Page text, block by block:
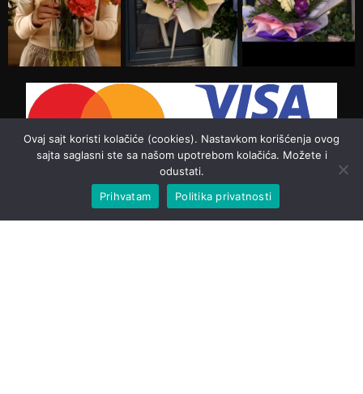
Ovaj sajt koristi kolačiće (cookies). Nastavkom korišćenja ovog
sajta saglasni ste sa našom upotrebom kolačića. Možete i
odustati.
Prihvatam
Politika privatnosti